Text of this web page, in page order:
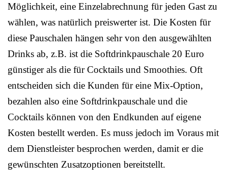
Möglichkeit, eine Einzelabrechnung für jeden Gast zu
wählen, was natürlich preiswerter ist. Die Kosten für
diese Pauschalen hängen sehr von den ausgewählten
Drinks ab, z.B. ist die Softdrinkpauschale 20 Euro
günstiger als die für Cocktails und Smoothies. Oft
entscheiden sich die Kunden für eine Mix-Option,
bezahlen also eine Softdrinkpauschale und die
Cocktails können von den Endkunden auf eigene
Kosten bestellt werden. Es muss jedoch im Voraus mit
dem Dienstleister besprochen werden, damit er die
gewünschten Zusatzoptionen bereitstellt.